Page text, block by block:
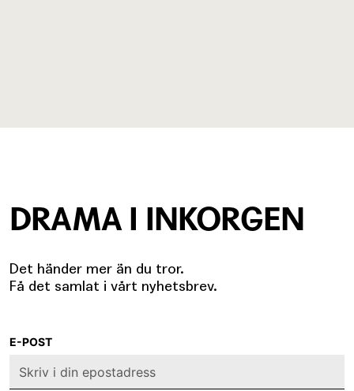
DRAMA I INKORGEN
Det händer mer än du tror.
Få det samlat i vårt nyhetsbrev.
E-POST